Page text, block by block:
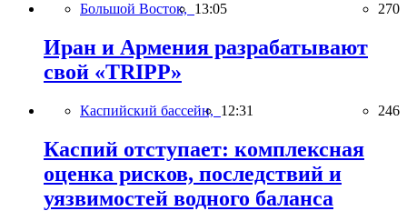
Большой Восток, 13:05 270
Иран и Армения разрабатывают
свой «TRIPP»
Каспийский бассейн, 12:31 246
Каспий отступает: комплексная
оценка рисков, последствий и
уязвимостей водного баланса